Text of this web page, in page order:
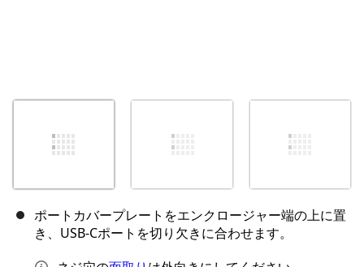
ポートカバープレートをエンクロージャー端の上に置
き、USB-Cポートを切り欠きに合わせます。